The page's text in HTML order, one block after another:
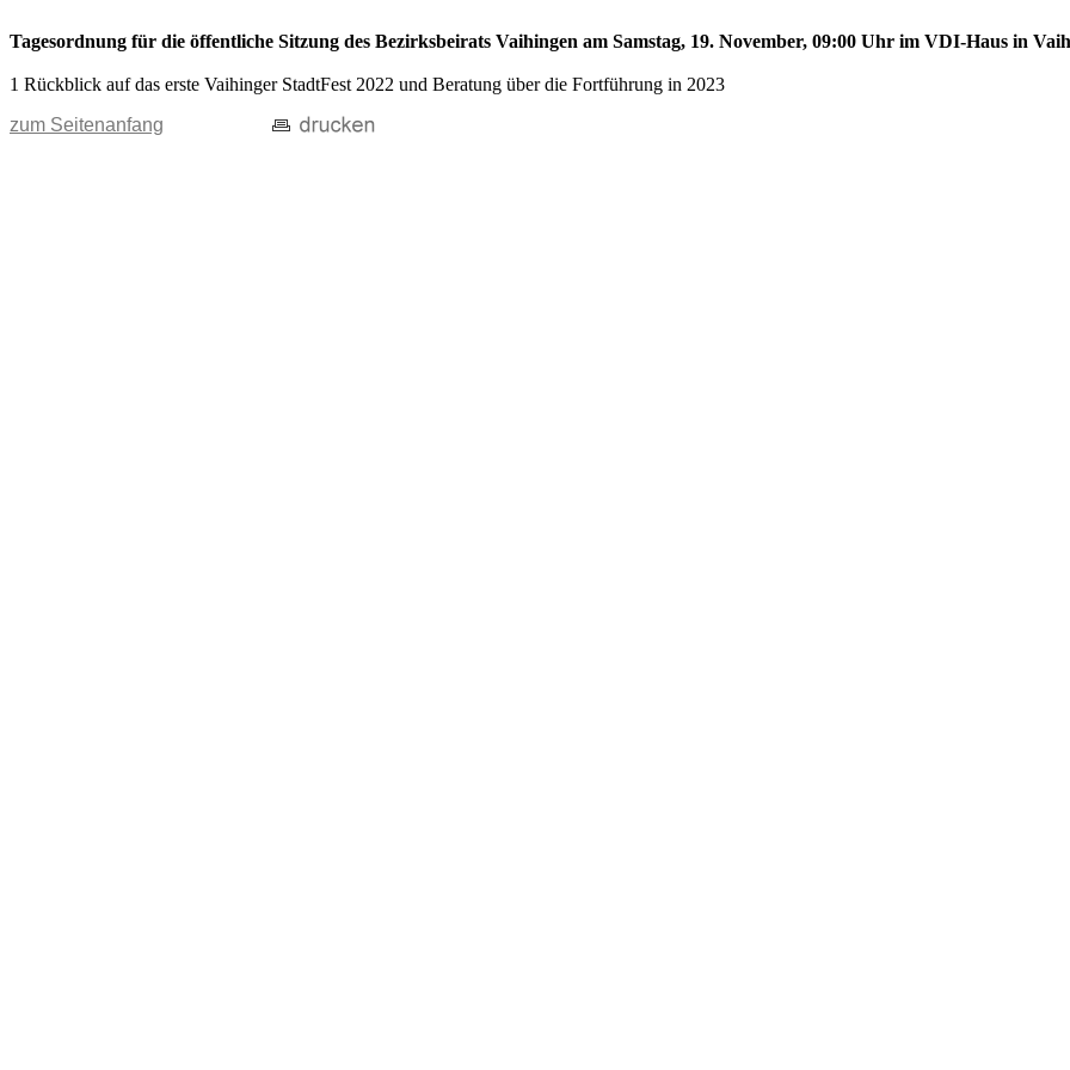
Tagesordnung für die öffentliche Sitzung des Bezirksbeirats Vaihingen am Samstag, 19. November, 09:00 Uhr im VDI-Haus in
1 Rückblick auf das erste Vaihinger StadtFest 2022 und Beratung über die Fortführung in 2023
zum Seitenanfang